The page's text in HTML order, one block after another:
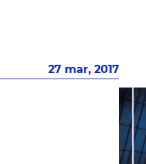
27 mar, 2017